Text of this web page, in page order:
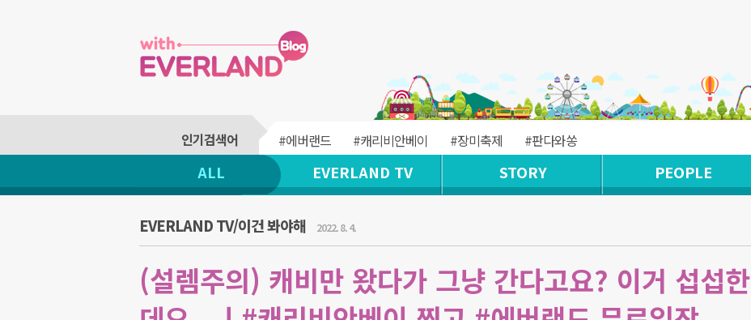
#에버랜드 #캐리비안베이 #장미축제 #판다와쏭
ALL EVERLAND TV STORY PEOPLE
EVERLAND TV/이건 봐야해 2022. 8. 4.
(설렘주의) 캐비만 왔다가 그냥 간다고요? 이거 섭섭한